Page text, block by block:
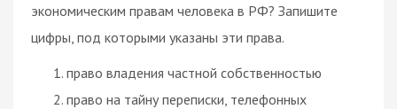
экономическим правам человека в РФ? Запишите
цифры, под которыми указаны эти права.
право владения частной собственностью
право на тайну переписки, телефонных